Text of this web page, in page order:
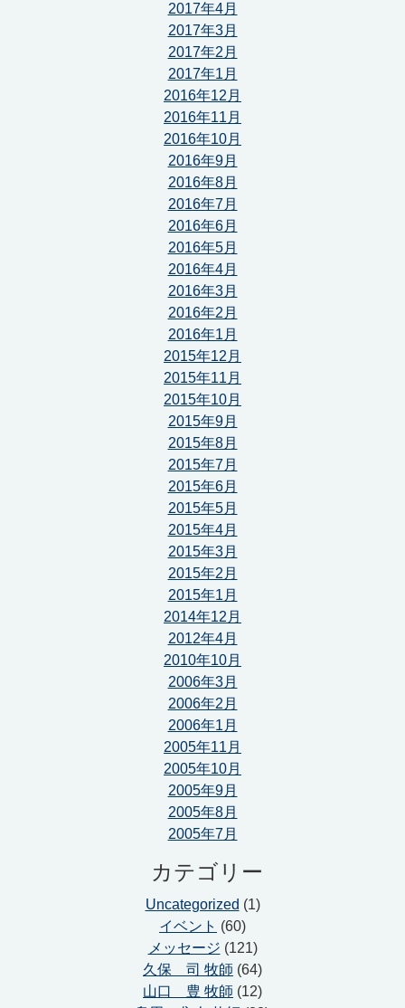
2017年4月
2017年3月
2017年2月
2017年1月
2016年12月
2016年11月
2016年10月
2016年9月
2016年8月
2016年7月
2016年6月
2016年5月
2016年4月
2016年3月
2016年2月
2016年1月
2015年12月
2015年11月
2015年10月
2015年9月
2015年8月
2015年7月
2015年6月
2015年5月
2015年4月
2015年3月
2015年2月
2015年1月
2014年12月
2012年4月
2010年10月
2006年3月
2006年2月
2006年1月
2005年11月
2005年10月
2005年9月
2005年8月
2005年7月
カテゴリー
Uncategorized (1)
イベント (60)
メッセージ (121)
久保 司 牧師 (64)
山口 豊 牧師 (12)